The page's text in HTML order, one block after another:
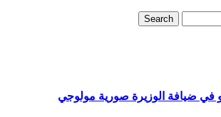
Search
في ضيافة الوزيرة صورية مولوجي